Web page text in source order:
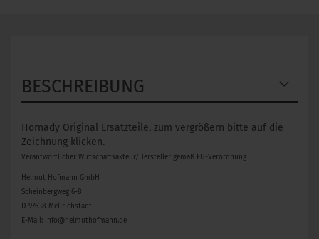
BESCHREIBUNG
Hornady Original Ersatzteile, zum vergrößern bitte auf die
Zeichnung klicken.
Verantwortlicher Wirtschaftsakteur/Hersteller gemäß EU-Verordnung
Helmut Hofmann GmbH
Scheinbergweg 6-8
D-97638 Mellrichstadt
E-Mail: info@helmuthofmann.de